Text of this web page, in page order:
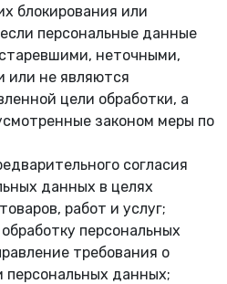
блокирования или
персональные данные
неточными,
или не являются
цели обработки, а
законом меры по
согласия
данных в целях
работ и услуг;
персональных
требования о
персональных данных;